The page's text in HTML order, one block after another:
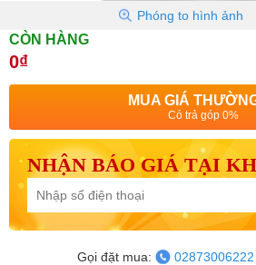
Phóng to hình ảnh
CÒN HÀNG
0₫
MUA GIÁ
Có trả góp 0%
NHẬN BÁO GIÁ TẠI
Gọi đặt mua: 02873006222